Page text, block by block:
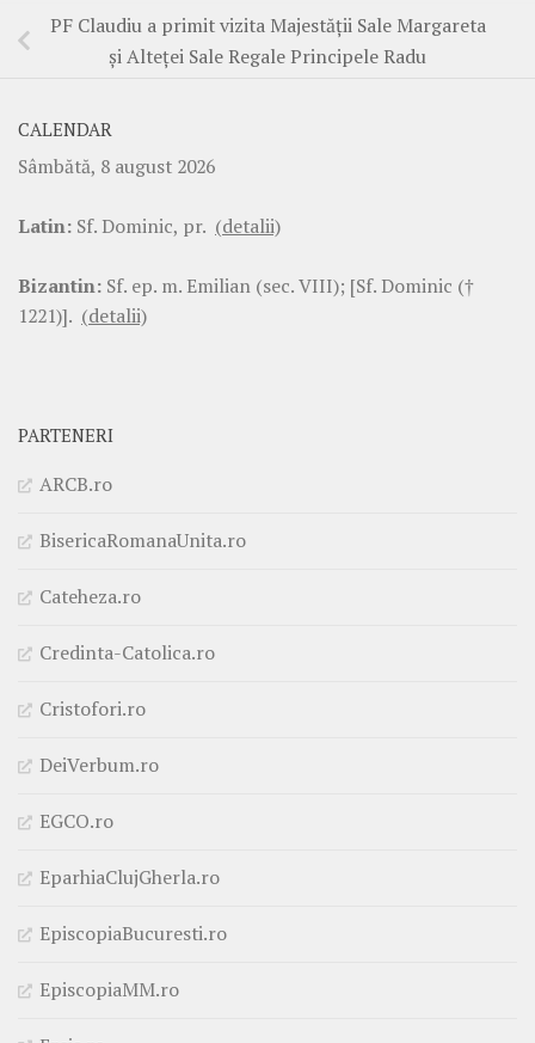
PF Claudiu a primit vizita Majestății Sale Margareta
și Alteței Sale Regale Principele Radu
CALENDAR
Sâmbătă, 8 august 2026
Latin: Sf. Dominic, pr. (detalii)
Bizantin: Sf. ep. m. Emilian (sec. VIII); [Sf. Dominic (†
1221)]. (detalii)
PARTENERI
ARCB.ro
BisericaRomanaUnita.ro
Cateheza.ro
Credinta-Catolica.ro
Cristofori.ro
DeiVerbum.ro
EGCO.ro
EparhiaClujGherla.ro
EpiscopiaBucuresti.ro
EpiscopiaMM.ro